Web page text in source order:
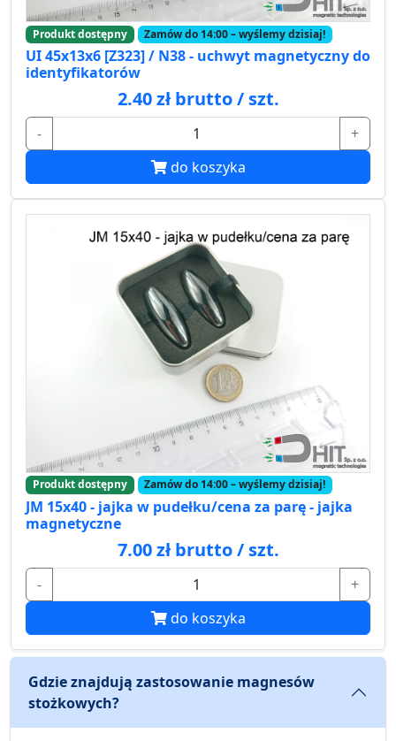
Produkt dostępny Zamów do 14:00 – wyślemy dzisiaj!
UI 45x13x6 [Z323] / N38 - uchwyt magnetyczny do
identyfikatorów
2.40 zł brutto / szt.
-
+
do koszyka
Produkt dostępny Zamów do 14:00 – wyślemy dzisiaj!
JM 15x40 - jajka w pudełku/cena za parę - jajka
magnetyczne
7.00 zł brutto / szt.
-
+
do koszyka
Gdzie znajdują zastosowanie magnesów
stożkowych?